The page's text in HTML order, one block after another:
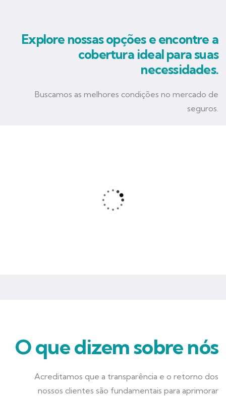
Explore nossas opções e encontre a
cobertura ideal para suas
necessidades.
Buscamos as melhores condições no mercado de
seguros.
O que dizem sobre nós
Acreditamos que a transparência e o retorno dos
nossos clientes são fundamentais para aprimorar